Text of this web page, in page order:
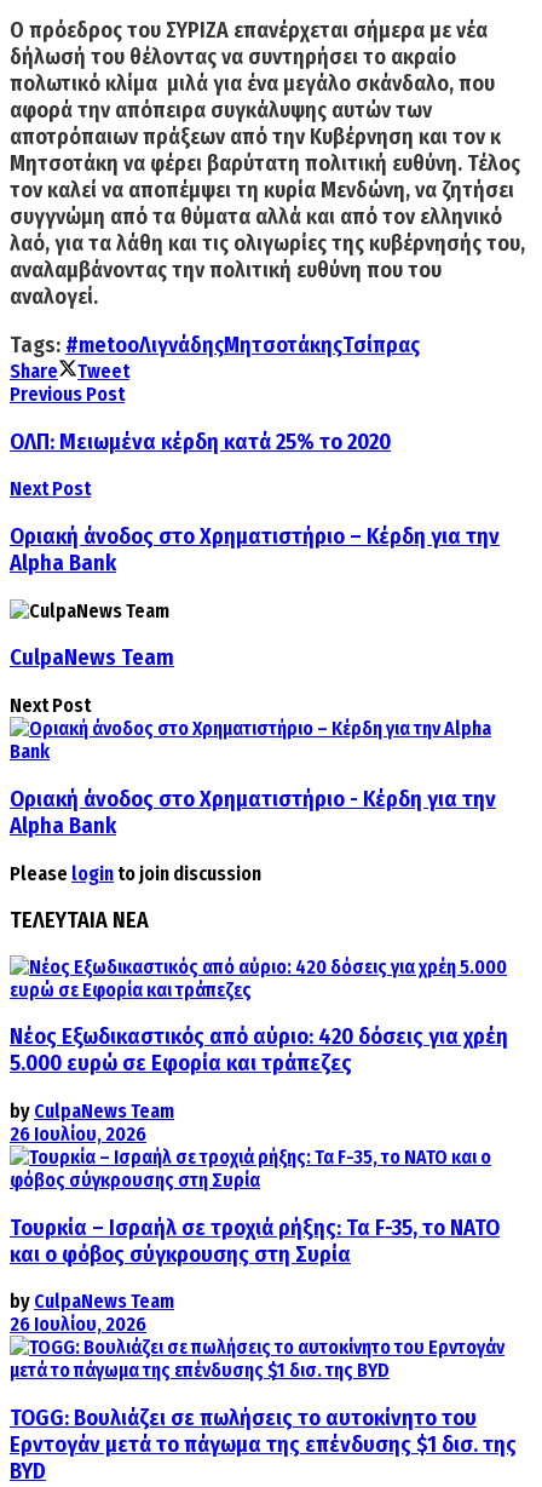
Ο πρόεδρος του ΣΥΡΙΖΑ επανέρχεται σήμερα με νέα
δήλωσή του θέλοντας να συντηρήσει το ακραίο
πολωτικό κλίμα μιλά για ένα μεγάλο σκάνδαλο, που
αφορά την απόπειρα συγκάλυψης αυτών των
αποτρόπαιων πράξεων από την Κυβέρνηση και τον κ
Μητσοτάκη να φέρει βαρύτατη πολιτική ευθύνη. Τέλος
τον καλείνα αποπέμψει τη κυρία Μενδώνη,να ζητήσει
συγγνώμη από τα θύματα αλλά και από τον ελληνικό
λαό, για τα λάθη και τις ολιγωρίες της κυβέρνησής του,
αναλαμβάνοντας την πολιτική ευθύνη που του
αναλογεί.
Tags: #metooΛιγνάδηςΜητσοτάκηςΤσίπρας
Share
Tweet
Previous Post
ΟΛΠ: Μειωμένα κέρδη κατά 25% το 2020
Next Post
Οριακή άνοδος στο Χρηματιστήριο – Κέρδη για την
Alpha Bank
CulpaNews Team
Next Post
Οριακή άνοδος στο Χρηματιστήριο - Κέρδη για την
Alpha Bank
Please login to join discussion
ΤΕΛΕΥΤΑΙΑ ΝΕΑ
Νέος Εξωδικαστικός από αύριο: 420 δόσεις για χρέη
5.000 ευρώ σε Εφορία και τράπεζες
by CulpaNews Team
26 Ιουλίου, 2026
Τουρκία – Ισραήλ σε τροχιά ρήξης: Τα F-35, το ΝΑΤΟ
και ο φόβος σύγκρουσης στη Συρία
by CulpaNews Team
26 Ιουλίου, 2026
TOGG: Βουλιάζει σε πωλήσεις το αυτοκίνητο του
Ερντογάν μετά το πάγωμα της επένδυσης $1 δισ. της
BYD